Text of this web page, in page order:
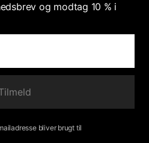
og modtag 10 % i
bliver brugt til